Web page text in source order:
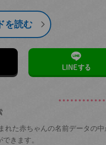
を読む
LINEする
た赤ちゃんの名前データの中
きます。